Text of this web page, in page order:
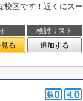
校区です！近くにスー
検討リスト
る 追加する